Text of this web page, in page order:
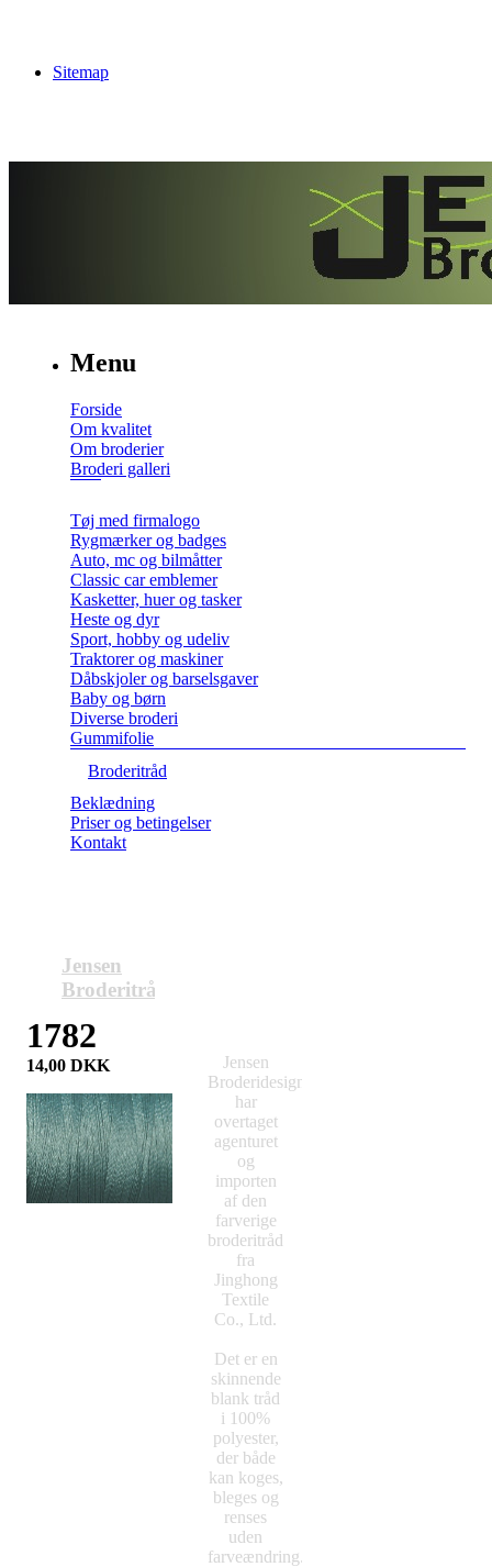
Sitemap
Menu
Forside
Om kvalitet
Om broderier
Broderi galleri
Tøj med firmalogo
Rygmærker og badges
Auto, mc og bilmåtter
Classic car emblemer
Kasketter, huer og tasker
Heste og dyr
Sport, hobby og udeliv
Traktorer og maskiner
Dåbskjoler og barselsgaver
Baby og børn
Diverse broderi
Gummifolie
Broderitråd
Beklædning
Priser og betingelser
Kontakt
Jensen
Broderitråd
1782
14,00 DKK
Jensen
Broderidesign
har
overtaget
agenturet
og
importen
af den
farverige
broderitråd
fra
Jinghong
Textile
Co., Ltd.
Det er en
skinnende
blank tråd
i 100%
polyester,
der både
kan koges,
bleges og
renses
uden
farveændring.